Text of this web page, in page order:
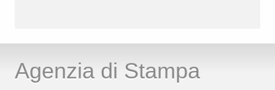
Agenzia di Stampa